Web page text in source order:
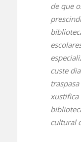
de que
custe
xustifica
cultural